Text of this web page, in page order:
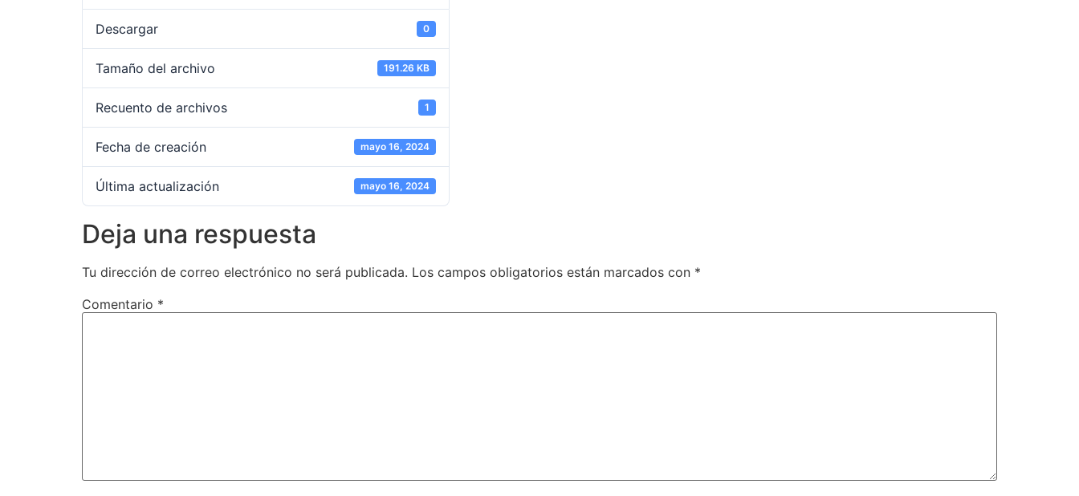
Descargar 0
Tamaño del archivo 191.26 KB
Recuento de archivos 1
Fecha de creación mayo 16, 2024
Última actualización mayo 16, 2024
Deja una respuesta
Tu dirección de correo electrónico no será publicada. Los campos obligatorios están marcados con *
Comentario *